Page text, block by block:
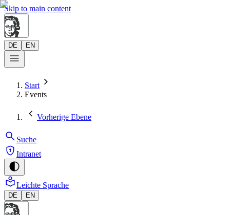
Skip to main content
DE EN
Start
Events
Vorherige Ebene
Suche
Intranet
Leichte Sprache
DE EN